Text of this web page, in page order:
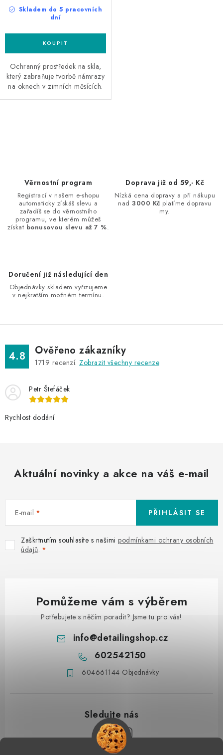
Skladem do 5 pracovních
dní
Ochranný prostředek na skla,
který zabraňuje tvorbě námrazy
na oknech v zimních měsících.
p
k
y
p
s
u
Věrnostní program
Registrací v našem e-shopu
automaticky získáš slevu a
zařadíš se do věrnostního
programu, ve kterém můžeš
získat bonusovou slevu až 7 %.
Doprava již od 59,- Kč
Nízká cena dopravy a při nákupu
nad3000 Kč platíme dopravu
my.
Doručení již následující den
Objednávky skladem vyřizujeme
v nejkratším možném termínu.
4.8 Ověřeno zákazníky
1719 recenzí. Zobrazit všechny recenze
Petr Štefáček
Rychlost dodání
Aktuální novinky a akce na váš e-mail
E-mail
Zaškrtnutím souhlasíte s našimi podmínkami ochrany osobních
údajů.
PŘIHLÁSIT SE
Pomůžeme vám s výběrem
Potřebujete s něčím poradit? Jsme tu pro vás!
info@detailingshop.cz
602542150
604661144 Objednávky